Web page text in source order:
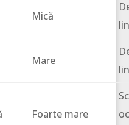
Mică
Mare
Foarte mare